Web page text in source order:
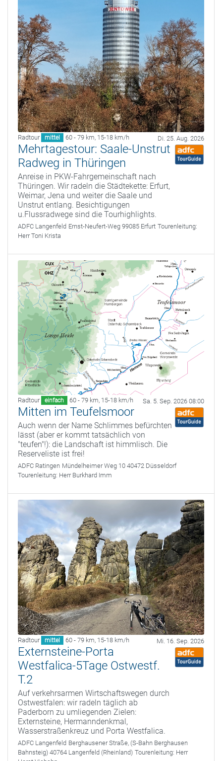
Radtour mittel 60 - 79 km, 15-18 km/h Di. 25. Aug. 2026
Mehrtagestour: Saale-Unstrut
Radweg in Thüringen
Anreise in PKW-Fahrgemeinschaft nach
Thüringen. Wir radeln die Städtekette: Erfurt,
Weimar, Jena und weiter die Saale und
Unstrut entlang. Besichtigungen
u.Flussradwege sind die Tourhighlights.
ADFC Langenfeld Ernst-Neufert-Weg 99085 Erfurt Tourenleitung:
Herr Toni Krista
Radtour einfach 60 - 79 km, 15-18 km/h Sa. 5. Sep. 2026 08:00
Mitten im Teufelsmoor
Auch wenn der Name Schlimmes befürchten
lässt (aber er kommt tatsächlich von
"teufen"!): die Landschaft ist himmlisch. Die
Reserveliste ist frei!
ADFC Ratingen Mündelheimer Weg 10 40472 Düsseldorf
Tourenleitung: Herr Burkhard Imm
Radtour mittel 60 - 79 km, 15-18 km/h Mi. 16. Sep. 2026
Externsteine-Porta
Westfalica-5Tage Ostwestf.
T.2
Auf verkehrsarmen Wirtschaftswegen durch
Ostwestfalen: wir radeln täglich ab
Paderborn zu umliegenden Zielen:
Externsteine, Hermanndenkmal,
Wasserstraßenkreuz und Porta Westfalica.
ADFC Langenfeld Berghausener Straße, (S-Bahn Berghausen
Bahnsteig) 40764 Langenfeld (Rheinland) Tourenleitung: Herr